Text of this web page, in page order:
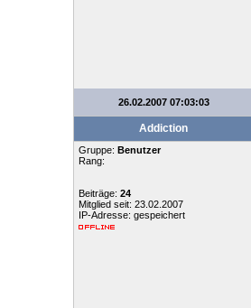
26.02.2007 07:03:03
Addiction
Gruppe: Benutzer
Rang:
Beiträge: 24
Mitglied seit: 23.02.2007
IP-Adresse: gespeichert